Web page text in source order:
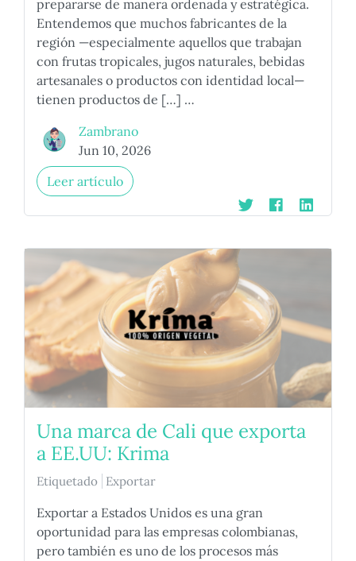
prepararse de manera ordenada y estratégica.
Entendemos que muchos fabricantes de la
región —especialmente aquellos que trabajan
con frutas tropicales, jugos naturales, bebidas
artesanales o productos con identidad local—
tienen productos de […] …
Zambrano
Jun 10, 2026
Leer artículo
Una marca de Cali que exporta
a EE.UU: Krima
Etiquetado Exportar
Exportar a Estados Unidos es una gran
oportunidad para las empresas colombianas,
pero también es uno de los procesos más